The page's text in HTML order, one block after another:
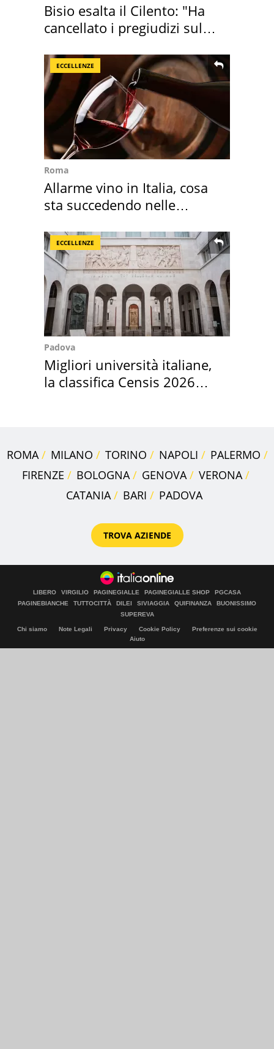
Bisio esalta il Cilento: "Ha
cancellato i pregiudizi sul
ECCELLENZE
Roma
Allarme vino in Italia, cosa
sta succedendo nelle
ECCELLENZE
Padova
Migliori università italiane,
la classifica Censis 2026
ROMA MILANO TORINO NAPOLI
PALERMO
FIRENZE
BOLOGNA GENOVA
VERONA
CATANIA
BARI PADOVA
TROVA AZIENDE
LIBERO VIRGILIO PAGINEGIALLE PAGINEGIALLE SHOP
PGCASA
PAGINEBIANCHE
TUTTOCITTÀ DILEI SIVIAGGIA QUIFINANZA
BUONISSIMO
SUPEREVA
Chi siamo Note Legali Privacy Cookie Policy
Preferenze sui cookie
Aiuto